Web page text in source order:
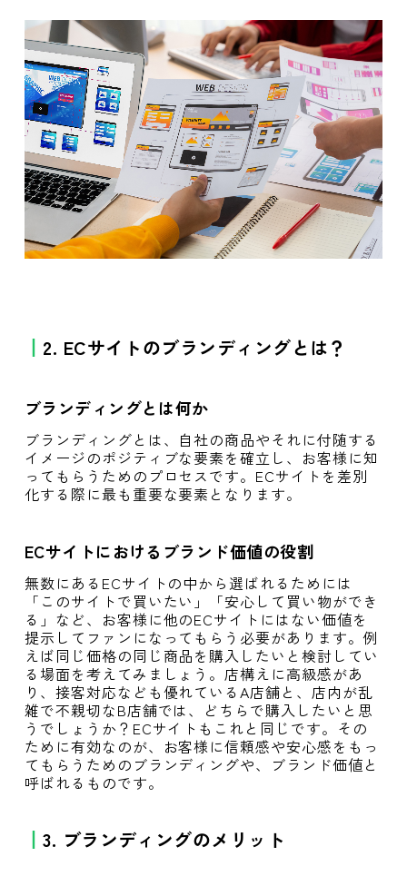
2. ECサイトのブランディングとは？
ブランディングとは何か
ブランディングとは、自社の商品やそれに付随する
イメージのポジティブな要素を確立し、お客様に知
ってもらうためのプロセスです。ECサイトを差別
化する際に最も重要な要素となります。
ECサイトにおけるブランド価値の役割
無数にあるECサイトの中から選ばれるためには
「このサイトで買いたい」「安心して買い物ができ
る」など、お客様に他のECサイトにはない価値を
提示してファンになってもらう必要があります。例
えば同じ価格の同じ商品を購入したいと検討してい
る場面を考えてみましょう。店構えに高級感があ
り、接客対応なども優れているA店舗と、店内が乱
雑で不親切なB店舗では、どちらで購入したいと思
うでしょうか？ECサイトもこれと同じです。その
ために有効なのが、お客様に信頼感や安心感をもっ
てもらうためのブランディングや、ブランド価値と
呼ばれるものです。
3. ブランディングのメリット